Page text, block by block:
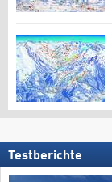
Testberichte